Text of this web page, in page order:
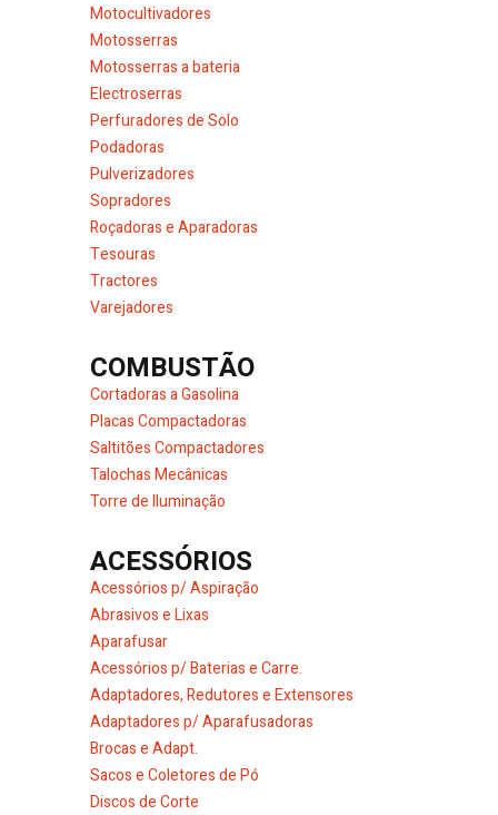
Motocultivadores
Motosserras
Motosserras a bateria
Electroserras
Perfuradores de Solo
Podadoras
Pulverizadores
Sopradores
Roçadoras e Aparadoras
Tesouras
Tractores
Varejadores
COMBUSTÃO
Cortadoras a Gasolina
Placas Compactadoras
Saltitões Compactadores
Talochas Mecânicas
Torre de Iluminação
ACESSÓRIOS
Acessórios p/ Aspiração
Abrasivos e Lixas
Aparafusar
Acessórios p/ Baterias e Carre.
Adaptadores, Redutores e Extensores
Adaptadores p/ Aparafusadoras
Brocas e Adapt.
Sacos e Coletores de Pó
Discos de Corte